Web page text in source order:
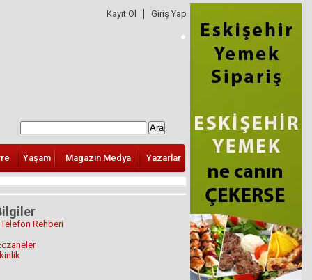
Kayıt Ol Giriş Yap
Yaşam Magazin Medya Yazarlar
Rehberi